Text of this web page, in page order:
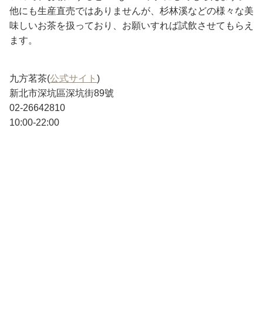
他にも生産直売ではありませんが、杉林溪などの様々な美
味しいお茶を扱っており、お願いすれば試飲させてもらえ
ます。
九方茗茶(公式サイト )
新北市深坑區深坑街89號
02-26642810
10:00-22:00